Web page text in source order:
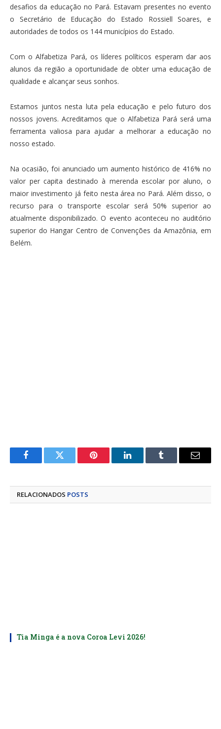
desafios da educação no Pará. Estavam presentes no evento
o Secretário de Educação do Estado Rossiell Soares, e
autoridades de todos os 144 municípios do Estado.
Com o Alfabetiza Pará, os líderes políticos esperam dar aos
alunos da região a oportunidade de obter uma educação de
qualidade e alcançar seus sonhos.
Estamos juntos nesta luta pela educação e pelo futuro dos
nossos jovens. Acreditamos que o Alfabetiza Pará será uma
ferramenta valiosa para ajudar a melhorar a educação no
nosso estado.
Na ocasião, foi anunciado um aumento histórico de 416% no
valor per capita destinado à merenda escolar por aluno, o
maior investimento já feito nesta área no Pará. Além disso, o
recurso para o transporte escolar será 50% superior ao
atualmente disponibilizado. O evento aconteceu no auditório
superior do Hangar Centro de Convenções da Amazônia, em
Belém.
FacebookTwitter Pinterest LinkedInTumblr
E-
RELACIONADOS POSTS
Tia Minga é a nova Coroa Levi 2026!